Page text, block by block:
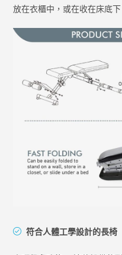
放在衣櫃中，或在收在床底下
符合人體工學設計的長椅